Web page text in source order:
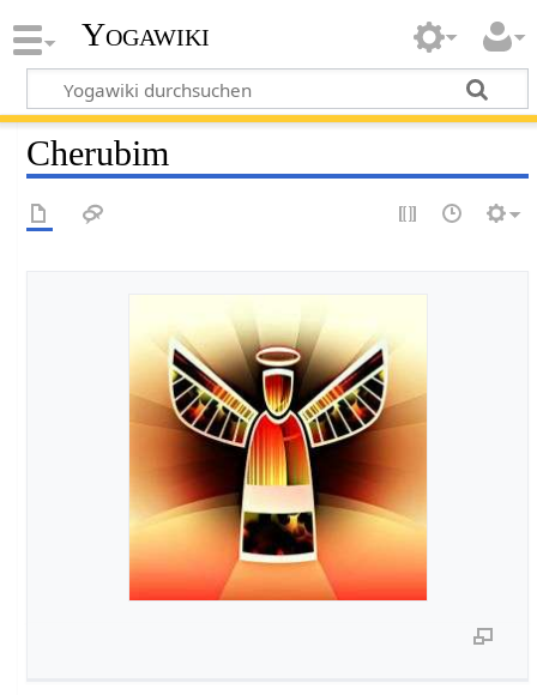
Yogawiki
Cherubim